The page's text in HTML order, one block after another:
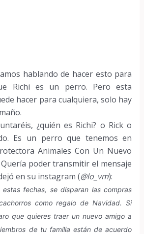
hablando de hacer esto para
Richi es un perro. Pero esta
hacer para cualquiera, solo hay
¿quién es Richi? o Rick o
Es un perro que tenemos en
Animales Con Un Nuevo
Quería poder transmitir el mensaje
en su instagram (@lo_vm):
fechas, se disparan las compras
como regalo de Navidad. Si
que quieres traer un nuevo amigo a
de tu familia están de acuerdo